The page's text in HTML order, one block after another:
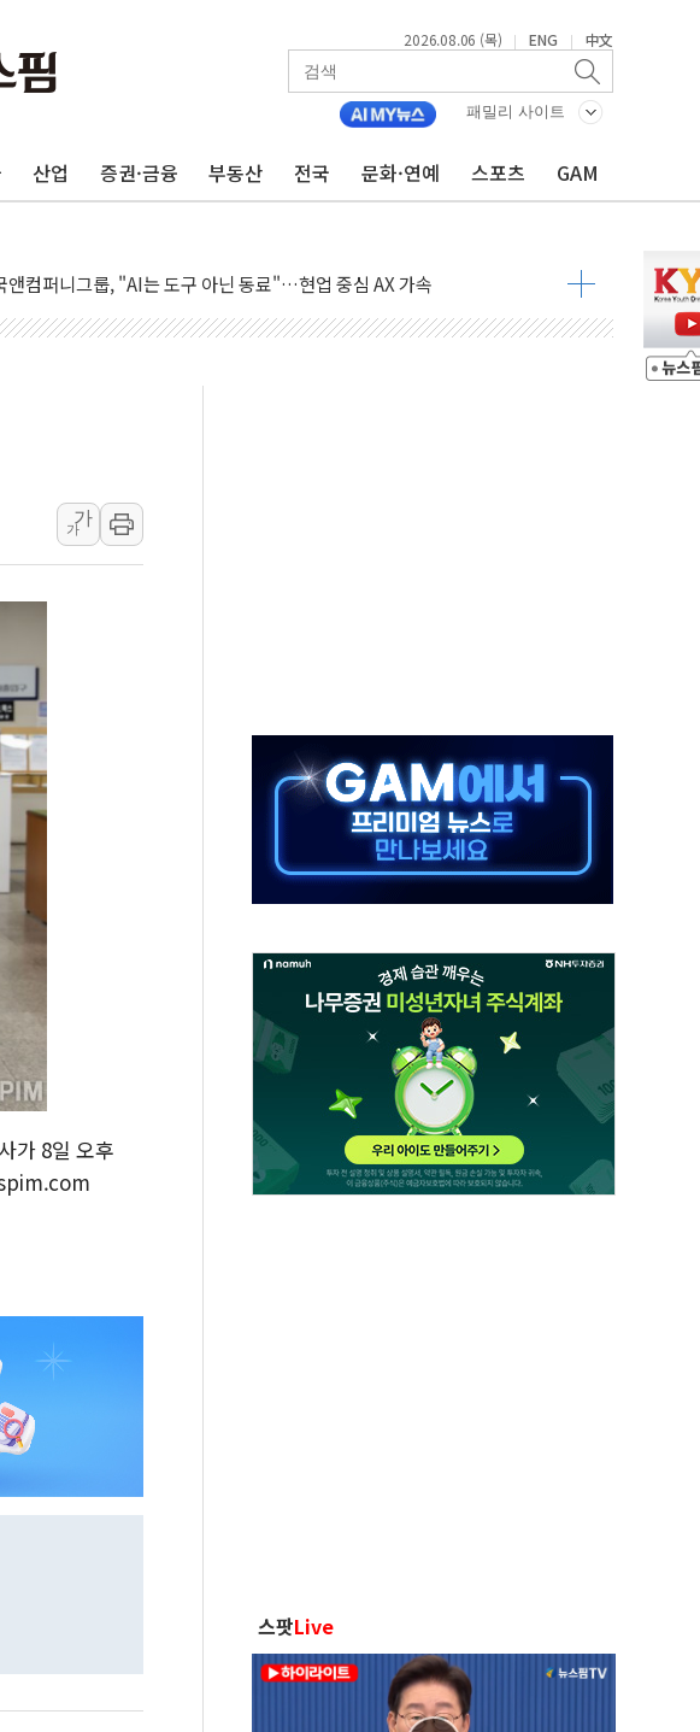
2026.08.06 (목) | ENG | 中文
패밀리 사이트
산업 증권·금융 부동산 전국 문화·연예 스포츠 GAM
합] 李대통령 "취약계층 안부에 AI 활용…이주노동자 폭염 방치, 국격 훼손"
프, 워시 연준의장과 수시 통화…독립성 논란 재점화
도 극한 폭염' 내일 절정…주말 주춤 후 다시 불볕더위
통령 "국민 체감 못 하는 정책은 무용…성역 없는 국정 개선 집행"
백화점그룹, 농식품부와 농촌 창업기업 15곳 키운다
앤컴퍼니그룹, "AI는 도구 아닌 동료"…현업 중심 AX 가속
통령 "취약계층 돼 가는 청년들…실제 수요에 맞게 정책 정비"
차차차, 포르쉐 중고 판매량 TOP 5 공개
원, 최저 수준 수수료 앞세워 공세...신규 투자 효과 본격화
승진훈련장서 K1E1 전차 화재… 승무원 대피, 인명 피해 없어
기술 발굴부터 투자까지…호반그룹, 스타트업 성장 지원
데이터센터 건립, 6일 주민설명회서 해법 찾을까…혐오시설 인식 부담
자, IFA 2026서 '차세대 AI 홈' 비전 공개
프리미엄' 놓친 SK하이닉스, 솔리다임 띄운다
가
가
가 8일 오후
스팟Live